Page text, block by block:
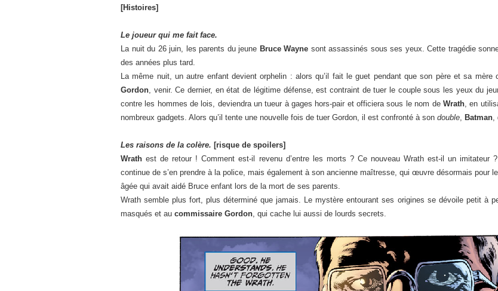
[Histoires]
Le joueur qui me fait face.
La nuit du 26 juin, les parents du jeune Bruce Wayne sont assassinés sous ses yeux. Cette tragédie
des années plus tard.
La même nuit, un autre enfant devient orphelin : alors qu’il fait le guet pendant que son père et sa
Gordon, venir. Ce dernier, en état de légitime défense, est contraint de tuer le couple sous les yeux du
contre les hommes de lois, deviendra un tueur à gages hors-pair et officiera sous le nom de Wrath, en
nombreux gadgets. Alors qu’il tente une nouvelle fois de tuer Gordon, il est confronté à son double, Batman,
Les raisons de la colère. [risque de spoilers]
Wrath est de retour ! Comment est-il revenu d’entre les morts ? Ce nouveau Wrath est-il un imitateur ?
continue de s’en prendre à la police, mais également à son ancienne maîtresse, qui œuvre désormais pour
âgée qui avait aidé Bruce enfant lors de la mort de ses parents.
Wrath semble plus fort, plus déterminé que jamais. Le mystère entourant ses origines se dévoile petit à
masqués et au commissaire Gordon, qui cache lui aussi de lourds secrets.